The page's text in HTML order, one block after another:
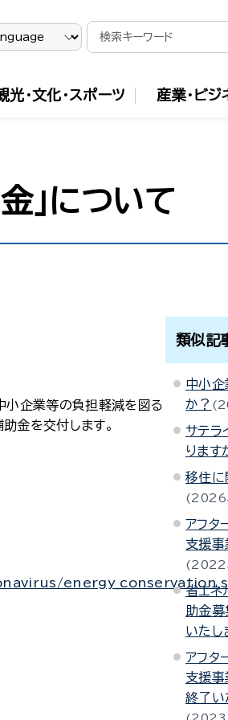
光・文化・スポーツ 産業・ビジ
」について
小企業等の負担軽減を図る
金を交付します。
類似記
中小企
か？
サテラ
ります
移住に
2026
アフタ
支援事
2022
省エネ
助金
いたし
アフタ
支援
終了い